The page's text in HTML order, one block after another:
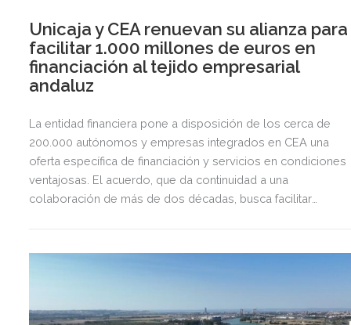
Unicaja y CEA renuevan su alianza para
facilitar 1.000 millones de euros en
financiación al tejido empresarial
andaluz
La entidad financiera pone a disposición de los cerca de
200.000 autónomos y empresas integrados en CEA una
oferta específica de financiación y servicios en condiciones
ventajosas. El acuerdo, que da continuidad a una
colaboración de más de dos décadas, busca facilitar
Unicaja a empresas, pymes y autónomos, uno de los